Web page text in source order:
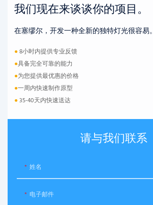
我们现在来谈谈你的项目。
在塞缪尔，开发一种全新的独特灯光很容易。
●8小时内提供专业反馈
●具备完全可靠的能力
●为您提供最优惠的价格
●一周内快速制作原型
●35-40天内快速送达
请与我们联系
姓名
电子邮件